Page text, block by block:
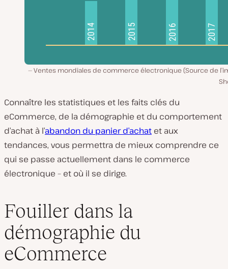
Ventes mondiales de commerce électronique (Source de
Connaître les statistiques et les faits clés du
eCommerce, de la démographie et du comportement
d’achat à l’abandon du panier d’achat et aux
tendances, vous permettra de mieux comprendre ce
qui se passe actuellement dans le commerce
électronique – et où il se dirige.
Fouiller dans la
démographie du
eCommerce